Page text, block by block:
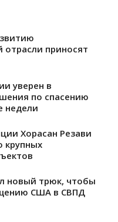
приносят
уверен в
по спасению
недели
Хорасан Резави
крупных
новый трюк, чтобы
США в СВПД